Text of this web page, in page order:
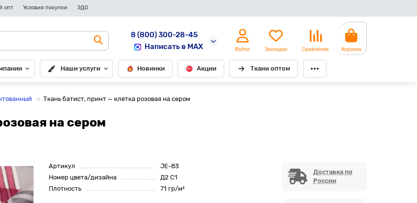
опт Условия покупки ЭДО
8 (800) 300-28-45
Написать в MAX
Войти Закладки Сравнение Корзина
Наши услуги Новинки Акции Ткани оптом
Ткань батист, принт — клетка розовая на сером
на сером
Артикул
JE-83
Номер цвета/дизайна
Д2 С1
Плотность
71 гр/м²
Доставка по
России